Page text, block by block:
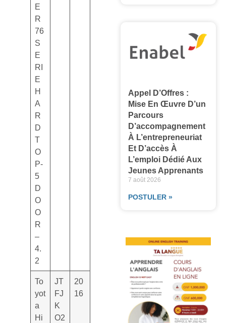
E
R
76
S
E
RI
E
H
A
R
D
T
O
P-
5
D
O
O
R
–
4.
2
To
yot
a
Hi
JT
FJ
K
O2
20
16
Appel D’Offres :
Mise En Œuvre D’un
Parcours
D’accompagnement
À L’entrepreneuriat
Et D’accès À
L’emploi Dédié Aux
Jeunes Apprenants
7 août 2026
POSTULER »